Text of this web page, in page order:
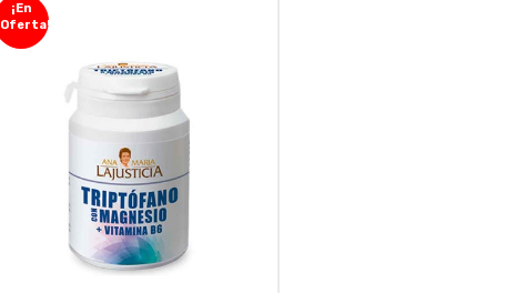
¡En
Oferta!